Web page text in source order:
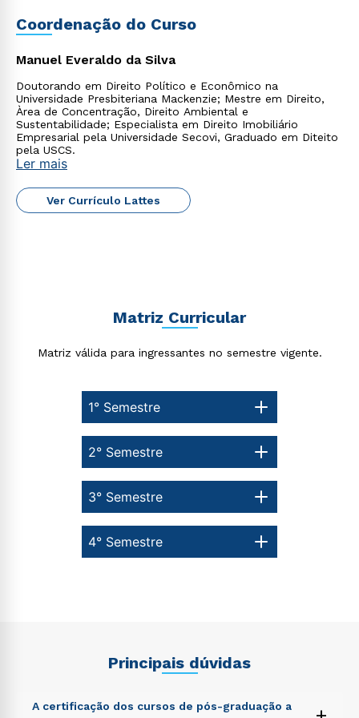
processo de aprendizagem para um método efetivo
Cursos gratuitos
para complementar a sua formação
e seu currículo;
Coordenação do Curso
Manuel Everaldo da Silva
Doutorando em Direito Político e Econômico na
Universidade Presbiteriana Mackenzie; Mestre em Direito,
Àrea de Concentração, Direito Ambiental e
Sustentabilidade; Especialista em Direito Imobiliário
Empresarial pela Universidade Secovi, Graduado em Diteito
pela USCS.
Ler mais
Ver Currículo Lattes
Matriz Curricular
Matriz válida para ingressantes no semestre vigente.
1° Semestre
4° Semestre
3° Semestre
2° Semestre
Principais dúvidas
A certificação dos cursos de pós-graduação a
Rápido e fácil
WhatsApp
envio de conteúdos da Cruzeiro do Sul.